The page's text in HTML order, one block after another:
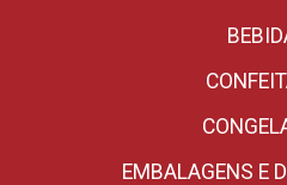
EMBALAGENS E